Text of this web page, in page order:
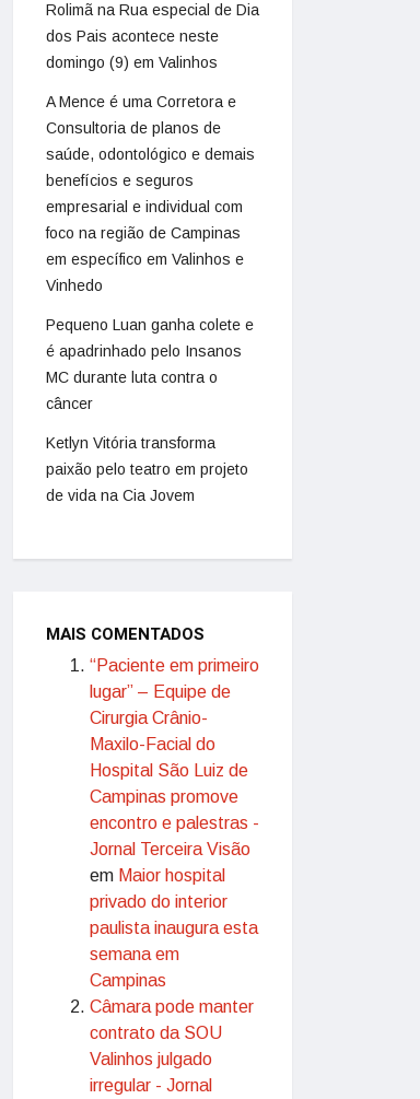
Rolimã na Rua especial de Dia
dos Pais acontece neste
domingo (9) em Valinhos
A Mence é uma Corretora e
Consultoria de planos de
saúde, odontológico e demais
benefícios e seguros
empresarial e individual com
foco na região de Campinas
em específico em Valinhos e
Vinhedo
Pequeno Luan ganha colete e
é apadrinhado pelo Insanos
MC durante luta contra o
câncer
Ketlyn Vitória transforma
paixão pelo teatro em projeto
de vida na Cia Jovem
MAIS COMENTADOS
“Paciente em primeiro
lugar” – Equipe de
Cirurgia Crânio-
Maxilo-Facial do
Hospital São Luiz de
Campinas promove
encontro e palestras -
Jornal Terceira Visão
em Maior hospital
privado do interior
paulista inaugura esta
semana em
Campinas
Câmara pode manter
contrato da SOU
Valinhos julgado
irregular - Jornal